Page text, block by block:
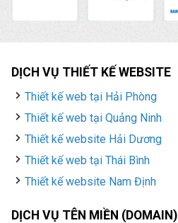
DỊCH VỤ THIẾT KẾ WEBSITE
Thiết kế web tại Hải Phòng
Thiết kế web tại Quảng Ninh
Thiết kế website Hải Dương
Thiết kế web tại Thái Bình
Thiết kế website Nam Định
DỊCH VỤ TÊN MIỀN (DOMAIN)